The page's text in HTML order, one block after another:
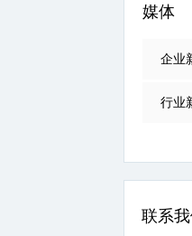
媒体
企业
行业
联系